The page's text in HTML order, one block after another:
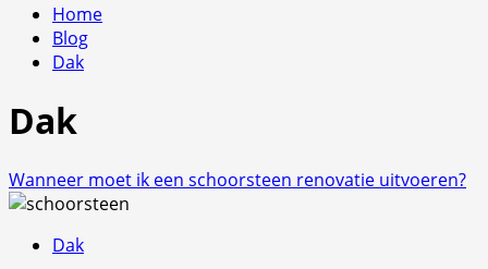
Home
Blog
Dak
Dak
Wanneer moet ik een schoorsteen renovatie uitvoeren?
Dak